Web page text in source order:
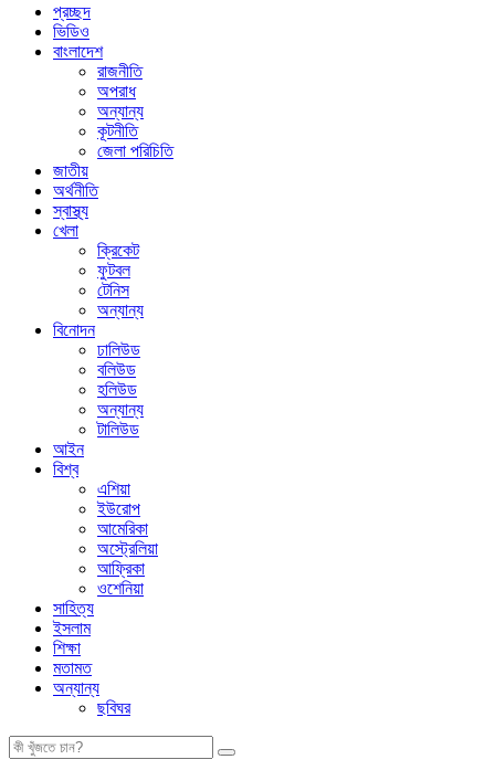
প্রচ্ছদ
ভিডিও
বাংলাদেশ
রাজনীতি
অপরাধ
অন্যান্য
কূটনীতি
জেলা পরিচিতি
জাতীয়
অর্থনীতি
স্বাস্থ্য
খেলা
ক্রিকেট
ফুটবল
টেনিস
অন্যান্য
বিনোদন
ঢালিউড
বলিউড
হলিউড
অন্যান্য
টালিউড
আইন
বিশ্ব
এশিয়া
ইউরোপ
আমেরিকা
অস্ট্রেলিয়া
আফ্রিকা
ওশেনিয়া
সাহিত্য
ইসলাম
শিক্ষা
মতামত
অন্যান্য
ছবিঘর